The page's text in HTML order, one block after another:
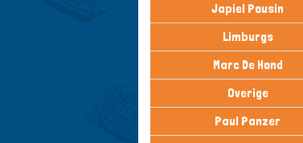
Japiel Pousin
Limburgs
Marc De Hond
Overige
Paul Panzer